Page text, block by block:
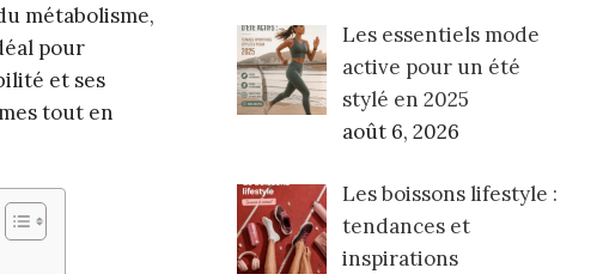
métabolisme,
pour
et ses
tout en
Les essentiels mode
active pour un été
stylé en 2025
août 6, 2026
Les boissons lifestyle :
tendances et
inspirations